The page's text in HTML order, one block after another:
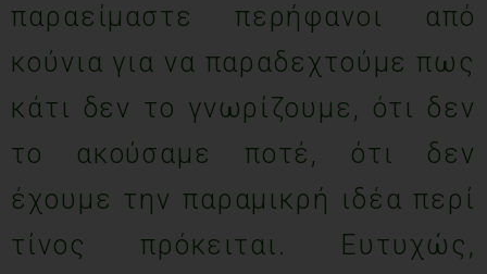
παραείμαστε περήφανοι από
κούνια για να παραδεχτούμε πως
κάτι δεν το γνωρίζουμε, ότι δεν
το ακούσαμε ποτέ, ότι δεν
έχουμε την παραμικρή ιδέα περί
τίνος πρόκειται. Ευτυχώς,